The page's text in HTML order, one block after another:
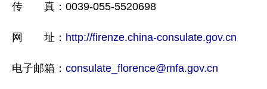
传 真：0039-055-5520698
网 址： http://firenze.china-consulate.gov.cn
电子邮箱： consulate_florence@mfa.gov.cn